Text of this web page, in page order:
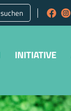
suchen
INITIATIVE